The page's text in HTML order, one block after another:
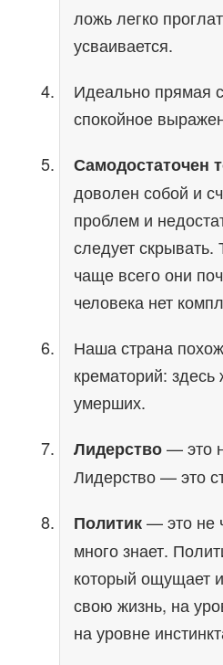
ложь легко
усваивается.
Идеально прямая
спокойное
Самодостаточен
доволен собой и
проблем и
следует
чаще всего они
человека нет
Наша страна
крематорий:
умерших.
Лидерство— это
Лидерство — это
Политик— это не
много знает.
который ощущает
свою жизнь, на
на уровне